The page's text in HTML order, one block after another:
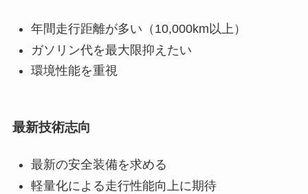
年間走行距離が多い（10,000km以上）
ガソリン代を最大限抑えたい
環境性能を重視
最新技術志向
最新の安全装備を求める
軽量化による走行性能向上に期待